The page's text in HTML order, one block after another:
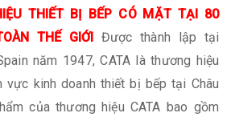
THIẾT BỊ BẾP CÓ MẶT TẠI 80
THẾ GIỚI Được thành lập tại
năm 1947, CATA là thương hiệu
vực kinh doanh thiết bị bếp tại Châu
của thương hiệu CATA bao gồm